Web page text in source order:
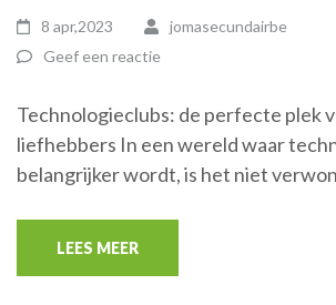
8 apr,2023
jomasecundairbe
Geef een reactie
Technologieclubs: de perfecte plek
liefhebbers In een wereld waar
belangrijker wordt, is het niet
LEES MEER